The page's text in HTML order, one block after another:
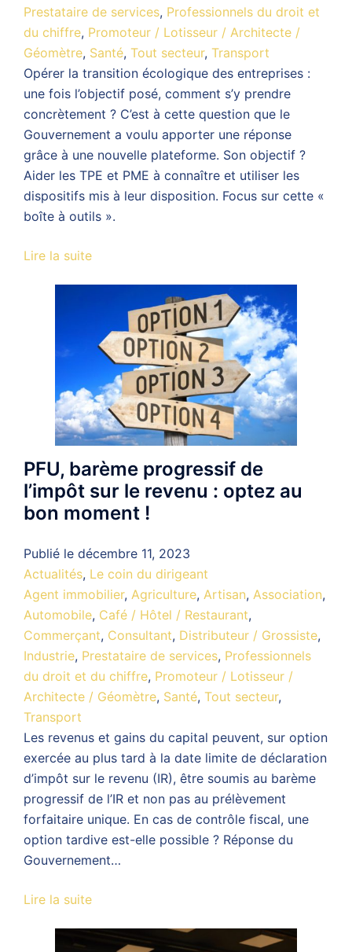
Prestataire de services, Professionnels du droit et
du chiffre, Promoteur / Lotisseur / Architecte /
Géomètre, Santé, Tout secteur, Transport
Opérer la transition écologique des entreprises :
une fois l’objectif posé, comment s’y prendre
concrètement ? C’est à cette question que le
Gouvernement a voulu apporter une réponse
grâce à une nouvelle plateforme. Son objectif ?
Aider les TPE et PME à connaître et utiliser les
dispositifs mis à leur disposition. Focus sur cette «
boîte à outils ».
Lire la suite
PFU, barème progressif de
l’impôt sur le revenu : optez au
bon moment !
Publié le décembre 11, 2023
Actualités, Le coin du dirigeant
Agent immobilier, Agriculture, Artisan, Association,
Automobile, Café / Hôtel / Restaurant,
Commerçant, Consultant, Distributeur / Grossiste,
Industrie, Prestataire de services, Professionnels
du droit et du chiffre, Promoteur / Lotisseur /
Architecte / Géomètre, Santé, Tout secteur,
Transport
Les revenus et gains du capital peuvent, sur option
exercée au plus tard à la date limite de déclaration
d’impôt sur le revenu (IR), être soumis au barème
progressif de l’IR et non pas au prélèvement
forfaitaire unique. En cas de contrôle fiscal, une
option tardive est-elle possible ? Réponse du
Gouvernement…
Lire la suite